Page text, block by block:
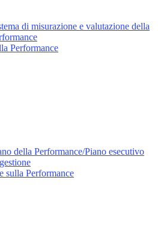
di misurazione e valutazione della
Performance
della Performance/Piano esecutivo
sulla Performance